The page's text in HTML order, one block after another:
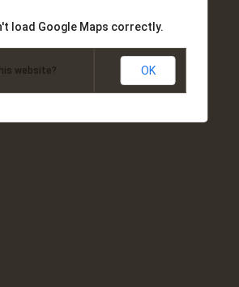
load Google Maps correctly.
website? OK